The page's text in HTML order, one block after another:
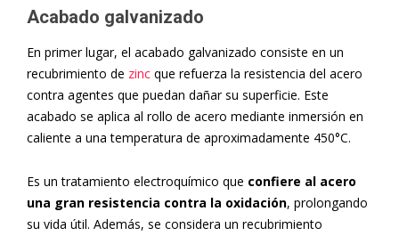
Acabado galvanizado
En primer lugar, el acabado galvanizado consiste en un
recubrimiento de zinc que refuerza la resistencia del acero
contra agentes que puedan dañar su superficie. Este
acabado se aplica al rollo de acero mediante inmersión en
caliente a una temperatura de aproximadamente 450°C.
Es un tratamiento electroquímico que confiere al acero
una gran resistencia contra la oxidación, prolongando
su vida útil. Además, se considera un recubrimiento